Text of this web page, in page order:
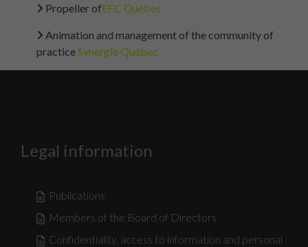
Propeller ofEFC Québec
Animation and management of the community of
practiceSynergie Québec
Legal information
Publications
Members of the Board of Directors
Confidentiality, access to information and personal